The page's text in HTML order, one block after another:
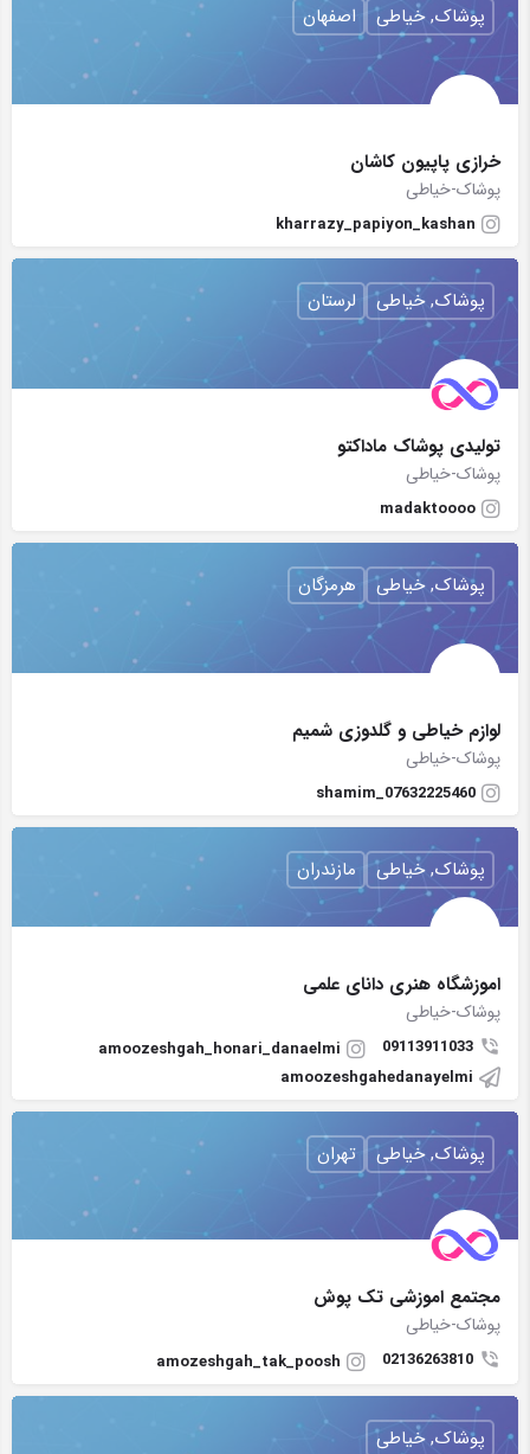
خرازی پاپیون کاشان
پوشاک-خیاطی
kharrazy_papiyon_kashan
پوشاک, خیاطی اصفهان
تولیدی پوشاک ماداکتو
پوشاک-خیاطی
madaktoooo
پوشاک, خیاطی لرستان
لوازم خیاطی و گلدوزی شمیم
پوشاک-خیاطی
07632225460_shamim
پوشاک, خیاطی هرمزگان
اموزشگاه هنری دانای علمی
پوشاک-خیاطی
09113911033
amoozeshgah_honari_danaelmi
amoozeshgahedanayelmi
پوشاک, خیاطی مازندران
مجتمع اموزشی تک پوش
پوشاک-خیاطی
02136263810
amozeshgah_tak_poosh
پوشاک, خیاطی تهران
پوشاک, خیاطی